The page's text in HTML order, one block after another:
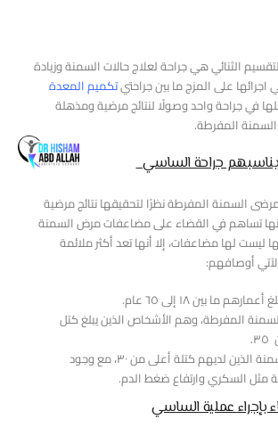
الثنائي هي جراحة لعلاج حالات السمنة وزيادة
على المزج ما بين جراحتيتكميم المعدة
في جراحة واحد وصولًا لنتائج مرضية ومذهلة
المفرطة.
جراحة الساسي
السمنة المفرطة نظرًا لتحقيقها نتائج مرضية
تساهم في القضاء على مضاعفات مرض السمنة
ليست لها مضاعفات، إلا أنها تعد أكثر ملائمة
أوصافهم:
ما بين ١٨ إلى ٦٥ عام.
المفرطة، وهم الأشخاص الذين يبلغ كتل
مرضى وحالات السمنة الذين لديهم كتلة أعلى من ٣٠، مع وجود
مثل السكري وارتفاع ضغط الدم.
بإجراء عملية الساسي